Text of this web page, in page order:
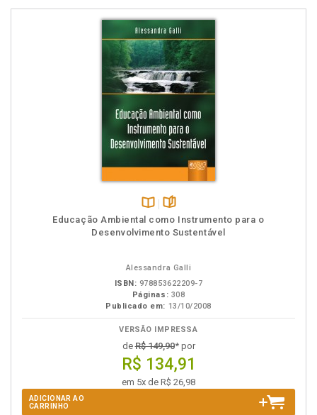
Disponível
na
páginas
Educação Ambiental como Instrumento para o
Desenvolvimento Sustentável
Alessandra Galli
ISBN: 978853622209-7
Páginas: 308
Publicado em: 13/10/2008
VERSÃO IMPRESSA
deR$ 149,90* por
R$ 134,91
em 5x de R$ 26,98
ADICIONAR AO
CARRINHO